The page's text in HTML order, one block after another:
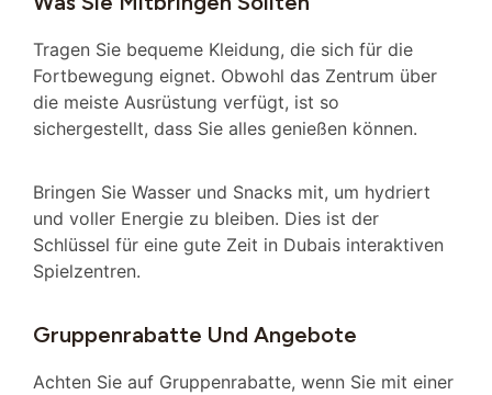
Tragen Sie bequeme Kleidung, die sich für die
Fortbewegung eignet. Obwohl das Zentrum über
die meiste Ausrüstung verfügt, ist so
sichergestellt, dass Sie alles genießen können.
Bringen Sie Wasser und Snacks mit, um hydriert
und voller Energie zu bleiben. Dies ist der
Schlüssel für eine gute Zeit in Dubais interaktiven
Spielzentren.
Gruppenrabatte Und Angebote
Achten Sie auf Gruppenrabatte, wenn Sie mit einer